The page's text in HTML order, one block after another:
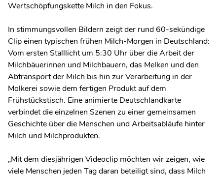
Wertschöpfungskette Milch in den Fokus.
In stimmungsvollen Bildern zeigt der rund 60-sekündige
Clip einen typischen frühen Milch-Morgen in Deutschland:
Vom ersten Stalllicht um 5:30 Uhr über die Arbeit der
Milchbäuerinnen und Milchbauern, das Melken und den
Abtransport der Milch bis hin zur Verarbeitung in der
Molkerei sowie dem fertigen Produkt auf dem
Frühstückstisch. Eine animierte Deutschlandkarte
verbindet die einzelnen Szenen zu einer gemeinsamen
Geschichte über die Menschen und Arbeitsabläufe hinter
Milch und Milchprodukten.
„Mit dem diesjährigen Videoclip möchten wir zeigen, wie
viele Menschen jeden Tag daran beteiligt sind, dass Milch